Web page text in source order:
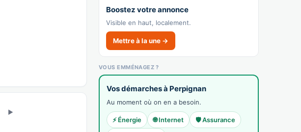
Boostez votre annonce
Visible en haut, localement.
Mettre à la une →
VOUS EMMÉNAGEZ ?
Vos démarches à Perpignan
Au moment où on en a besoin.
⚡ Énergie 🌐 Internet 🛡️ Assurance